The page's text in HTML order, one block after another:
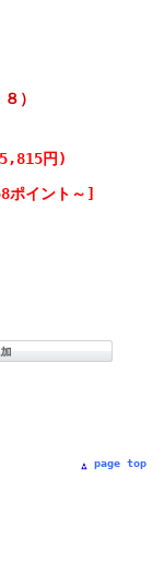
）
円)
ポイント～]
page top